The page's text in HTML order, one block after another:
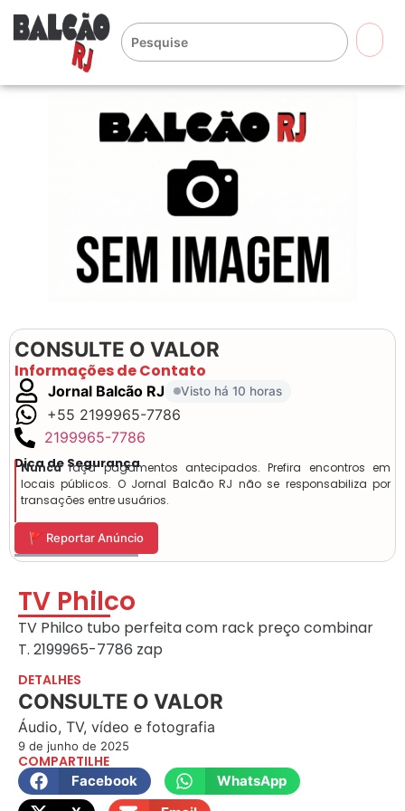
CONSULTE O VALOR
Informações de Contato
Jornal Balcão RJ Visto há 10 horas
+55 2199965-7786
2199965-7786
Dica de Segurança
Nuncafaça pagamentos antecipados. Prefira encontros em
locais públicos. O Jornal Balcão RJ não se responsabiliza por
transações entre usuários.
🚩 Reportar Anúncio
TV Philco
TV Philco tubo perfeita com rack preço combinar
T. 2199965-7786 zap
DETALHES
CONSULTE O VALOR
Áudio, TV, vídeo e fotografia
9 de junho de 2025
COMPARTILHE
Facebook
WhatsApp